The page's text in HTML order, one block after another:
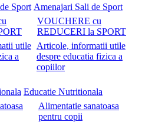
Amenajari Sali de Sport
VOUCHERE cu
REDUCERI la SPORT
Articole, informatii utile
despre educatia fizica a
copiilor
Educatie Nutritionala
Alimentatie sanatoasa
pentru copii